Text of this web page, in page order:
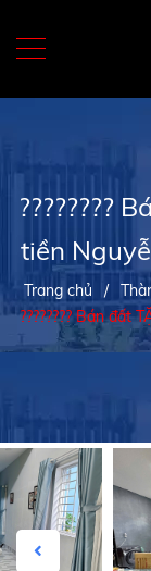
????????
tiền
Trang chủ /
???????? Bán đất